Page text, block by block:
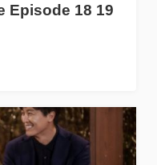
Episode 18 19